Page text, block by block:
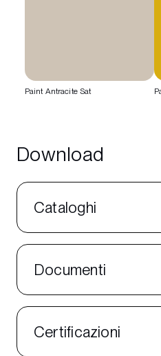
Paint Antracite Sat
Download
Cataloghi
Documenti
Certificazioni